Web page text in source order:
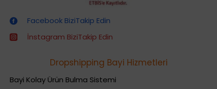
Facebook BiziTakip Edin
İnstagram BiziTakip Edin
Dropshipping Bayi Hizmetleri
Bayi Kolay Ürün Bulma Sistemi